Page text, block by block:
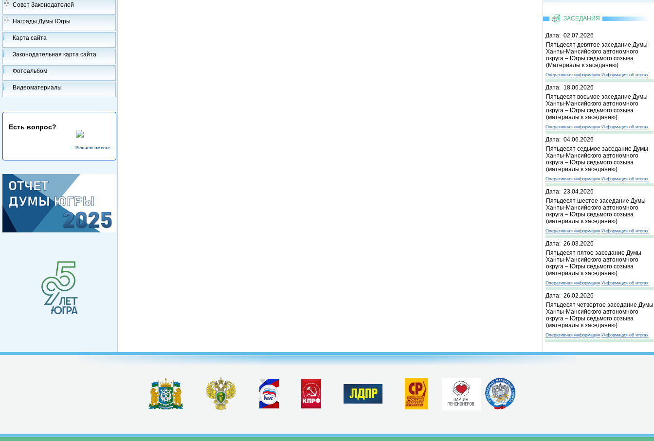
Совет Законодателей
Награды Думы Югры
Карта сайта
Законодательная карта сайта
Фотоальбом
Видеоматериалы
Есть вопрос?
Решаем вместе
ЗАСЕДАНИЯ
Дата: 02.07.2026
Пятьдесят девятое заседание Думы
Ханты-Мансийского автономного
округа – Югры седьмого созыва
(Материалы к заседанию)
Оперативная информация Информация об итогах
Дата: 18.06.2026
Пятьдесят восьмое заседание Думы
Ханты-Мансийского автономного
округа – Югры седьмого созыва
(материалы к заседанию)
Оперативная информация Информация об итогах
Дата: 04.06.2026
Пятьдесят седьмое заседание Думы
Ханты-Мансийского автономного
округа – Югры седьмого созыва
(материалы к заседанию)
Оперативная информация Информация об итогах
Дата: 23.04.2026
Пятьдесят шестое заседание Думы
Ханты-Мансийского автономного
округа – Югры седьмого созыва
(материалы к заседанию)
Оперативная информация Информация об итогах
Дата: 26.03.2026
Пятьдесят пятое заседание Думы
Ханты-Мансийского автономного
округа – Югры седьмого созыва
(материалы к заседанию)
Оперативная информация Информация об итогах
Дата: 26.02.2026
Пятьдесят четвертое заседание Думы
Ханты-Мансийского автономного
округа – Югры седьмого созыва
(материалы к заседанию)
Оперативная информация Информация об итогах